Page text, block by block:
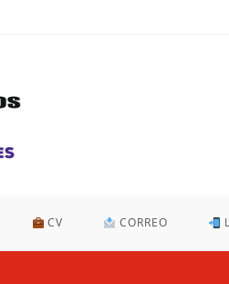
CV CORREO